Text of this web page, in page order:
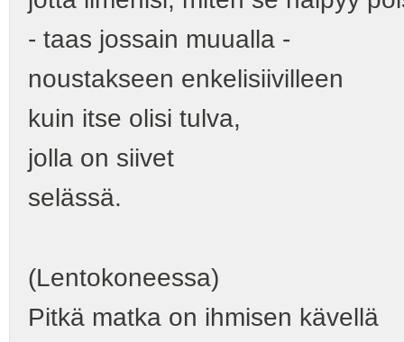
- taas jossain muualla -
noustakseen enkelisiivilleen
kuin itse olisi tulva,
jolla on siivet
selässä.
(Lentokoneessa)
Pitkä matka on ihmisen kävellä